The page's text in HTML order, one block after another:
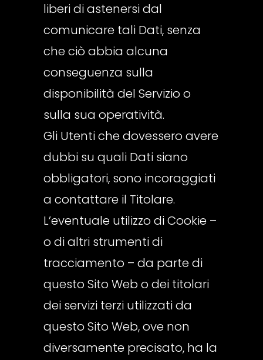
liberi di astenersi dal
comunicare tali Dati, senza
che ciò abbia alcuna
conseguenza sulla
disponibilità del Servizio o
sulla sua operatività.
Gli Utenti che dovessero avere
dubbi su quali Dati siano
obbligatori, sono incoraggiati
a contattare il Titolare.
L’eventuale utilizzo di Cookie –
o di altri strumenti di
tracciamento – da parte di
questo Sito Web o dei titolari
dei servizi terzi utilizzati da
questo Sito Web, ove non
diversamente precisato, ha la